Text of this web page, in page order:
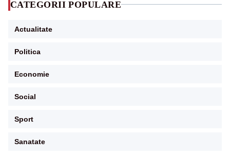
CATEGORII POPULARE
Actualitate
Politica
Economie
Social
Sport
Sanatate